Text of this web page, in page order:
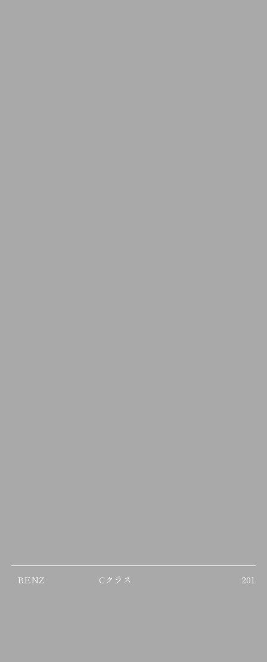
BENZ Cクラス 2014/